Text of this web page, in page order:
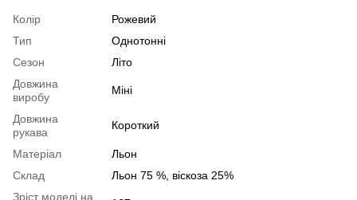
Колір
Рожевий
Тип
Однотонні
Сезон
Літо
Довжина
виробу
Міні
Довжина
рукава
Короткий
Матеріал
Льон
Склад
Льон 75 %, віскоза 25%
Зріст моделі на